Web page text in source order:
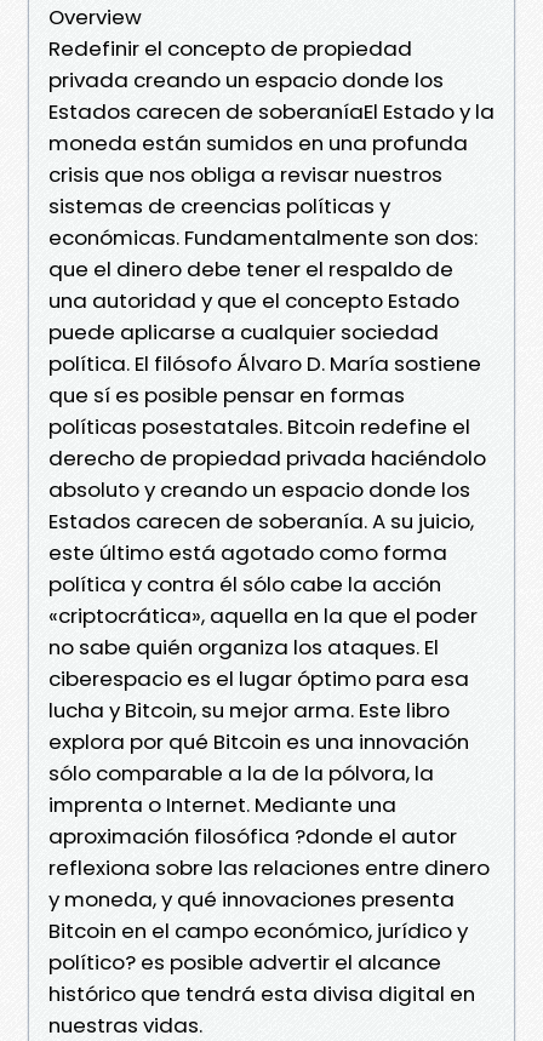
Overview
Redefinir el concepto de propiedad
privada creando un espacio donde los
Estados carecen de soberaníaEl Estado y la
moneda están sumidos en una profunda
crisis que nos obliga a revisar nuestros
sistemas de creencias políticas y
económicas. Fundamentalmente son dos:
que el dinero debe tener el respaldo de
una autoridad y que el concepto Estado
puede aplicarse a cualquier sociedad
política. El filósofo Álvaro D. María sostiene
que sí es posible pensar en formas
políticas posestatales. Bitcoin redefine el
derecho de propiedad privada haciéndolo
absoluto y creando un espacio donde los
Estados carecen de soberanía. A su juicio,
este último está agotado como forma
política y contra él sólo cabe la acción
«criptocrática», aquella en la que el poder
no sabe quién organiza los ataques. El
ciberespacio es el lugar óptimo para esa
lucha y Bitcoin, su mejor arma. Este libro
explora por qué Bitcoin es una innovación
sólo comparable a la de la pólvora, la
imprenta o Internet. Mediante una
aproximación filosófica ?donde el autor
reflexiona sobre las relaciones entre dinero
y moneda, y qué innovaciones presenta
Bitcoin en el campo económico, jurídico y
político? es posible advertir el alcance
histórico que tendrá esta divisa digital en
nuestras vidas.